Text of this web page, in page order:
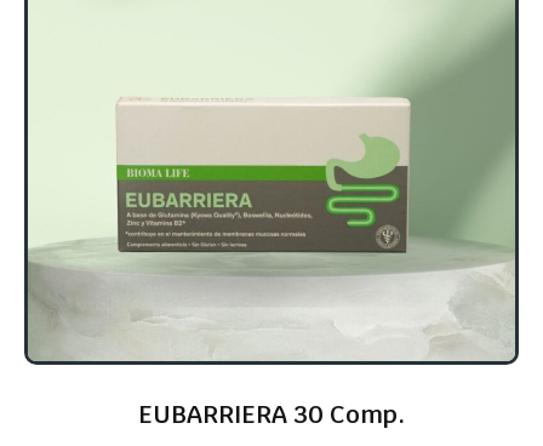
EUBARRIERA 30 Comp.